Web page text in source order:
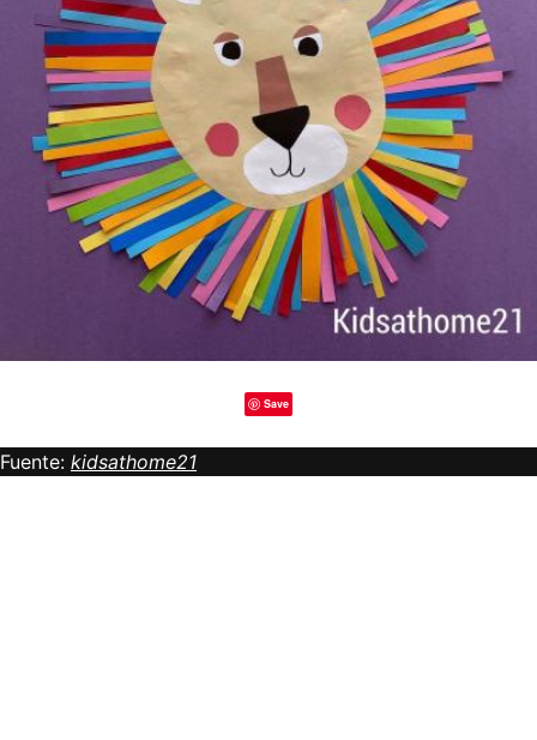
Save
Fuente: kidsathome21